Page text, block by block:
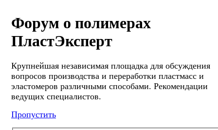
Форум о полимерах
ПластЭксперт
Крупнейшая независимая площадка для обсуждения
вопросов производства и переработки пластмасс и
эластомеров различными способами. Рекомендации
ведущих специалистов.
Пропустить